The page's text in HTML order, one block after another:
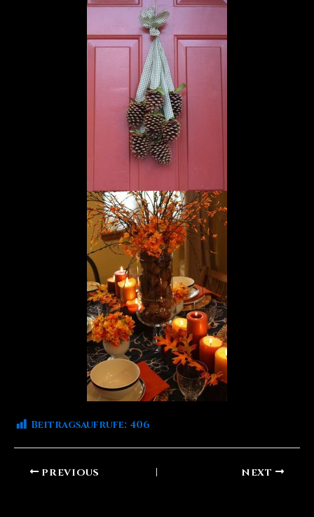
Beitragsaufrufe: 406
PREVIOUS NEXT